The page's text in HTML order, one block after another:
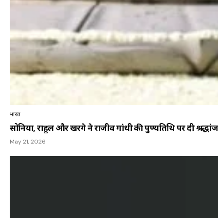
भारत
सोनिया, राहुल और खरगे ने राजीव गांधी की पुण्यतिथि पर दी
May 21, 2026